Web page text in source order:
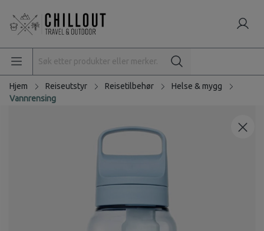
Hjem Reiseutstyr Reisetilbehør
Helse & mygg
Vannrensing